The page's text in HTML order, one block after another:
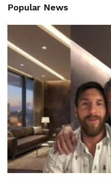
Popular News